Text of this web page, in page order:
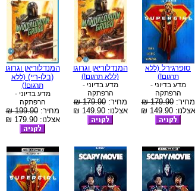
סופרגירל (ללא
תרגום!)
מדע בדיוני -
הרפתקה
מחיר:179.90 ₪
אצלנו: 149.90 ₪
המנדלוריאן וגרוגו
(ללא תרגום!)
מדע בדיוני -
הרפתקה
מחיר:179.90 ₪
אצלנו: 149.90 ₪
המנדלוריאן וגרוגו
(בלו-ריי) (ללא
תרגום!)
מדע בדיוני -
הרפתקה
מחיר:199.90 ₪
אצלנו: 179.90 ₪